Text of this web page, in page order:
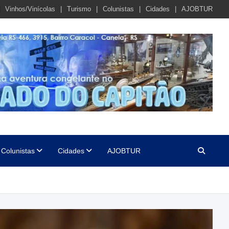
Vinhos/Vinícolas Turismo Colunistas Cidades AJOBTUR
Colunistas Cidades AJOBTUR